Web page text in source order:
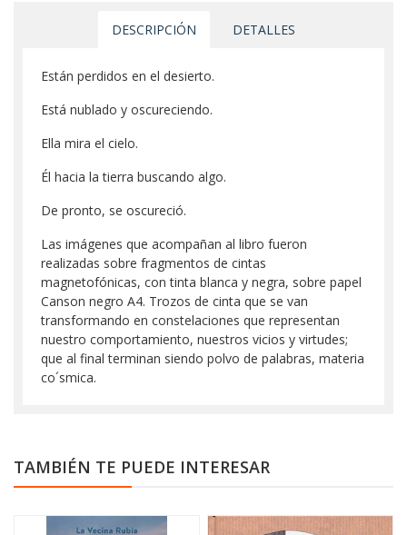
DESCRIPCIÓN DETALLES
Están perdidos en el desierto.
Está nublado y oscureciendo.
Ella mira el cielo.
Él hacia la tierra buscando algo.
De pronto, se oscureció.
Las imágenes que acompañan al libro fueron
realizadas sobre fragmentos de cintas
magnetofónicas, con tinta blanca y negra, sobre papel
Canson negro A4. Trozos de cinta que se van
transformando en constelaciones que representan
nuestro comportamiento, nuestros vicios y virtudes;
que al final terminan siendo polvo de palabras, materia
co´smica.
TAMBIÉN TE PUEDE INTERESAR